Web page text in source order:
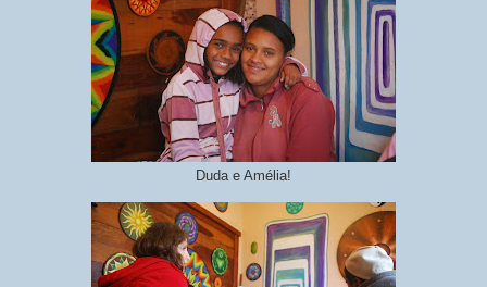
Duda e Amélia!